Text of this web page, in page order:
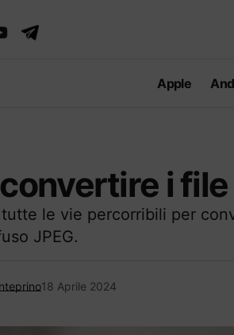
Apple
i file
tutte le vie percorribili per
JPEG.
18 Aprile 2024